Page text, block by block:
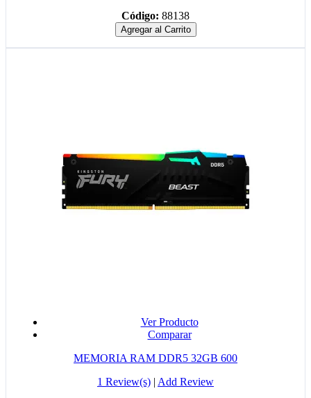
Código: 88138
Agregar al Carrito
Ver Producto
Comparar
MEMORIA RAM DDR5 32GB 600
1 Review(s) | Add Review